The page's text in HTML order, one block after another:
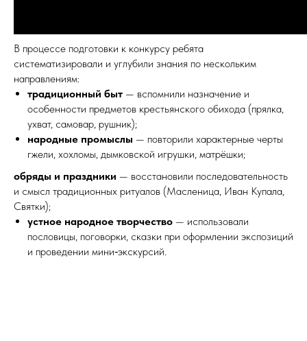
В процессе подготовки к конкурсу ребята
систематизировали и углубили знания по нескольким
направлениям:
традиционный быт — вспомнили назначение и
особенности предметов крестьянского обихода (прялка,
ухват, самовар, рушник);
народные промыслы — повторили характерные черты
гжели, хохломы, дымковской игрушки, матрёшки;
обряды и праздники — восстановили последовательность
и смысл традиционных ритуалов (Масленица, Иван Купала,
Святки);
устное народное творчество — использовали
пословицы, поговорки, сказки при оформлении экспозиций
и проведении мини‑экскурсий.